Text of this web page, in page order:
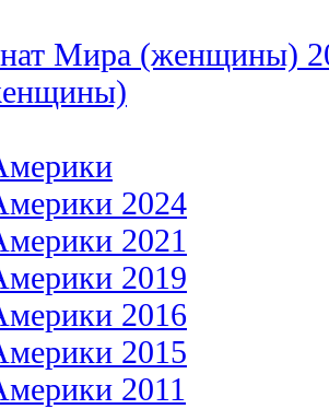
Мира (женщины)
2024
2021
2019
2016
2015
2011